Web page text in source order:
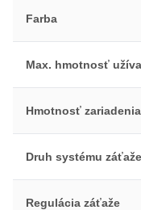
Farba
Max. hmotnosť
Hmotnosť zariadenia
Druh systému záťaže
Regulácia záťaže